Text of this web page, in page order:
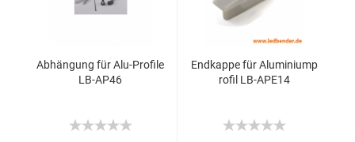
Abhängung für Alu-Profile
LB-AP46
Endkappe für Aluminiump
rofil LB-APE14